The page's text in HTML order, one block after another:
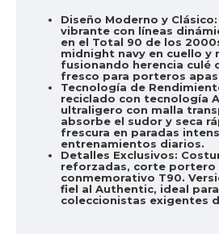
Diseño Moderno y Clásico:
vibrante con líneas
en el Total 90 de los
midnight navy en cuello y
fusionando herencia culé
fresco para porteros
Tecnología de
reciclado con tecnología
ultraligero con malla
absorbe el sudor y seca
frescura en paradas
entrenamientos diarios.
Detalles Exclusivos:
reforzadas, corte portero
conmemorativo T90.
fiel al Authentic, ideal
coleccionistas exigentes